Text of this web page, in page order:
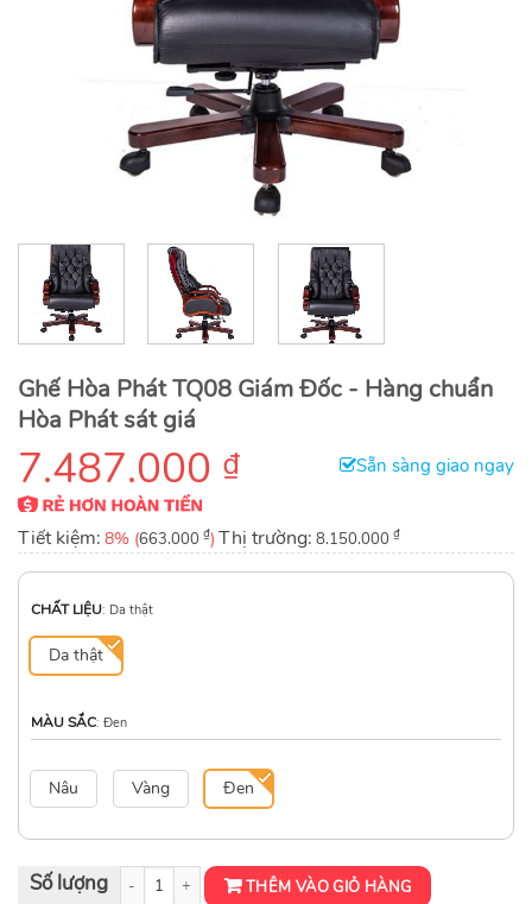
Ghế Hòa Phát TQ08 Giám Đốc - Hàng chuẩn
Hòa Phát sát giá
7.487.000 ₫ Sẵn sàng giao ngay
Tiết kiệm: 8% (663.000 ₫) Thị trường: 8.150.000 ₫
CHẤT LIỆU: Da thật
Da thật
MÀU SẮC: Đen
Nâu Vàng Đen
Ghế giám đốc TQ08 | Hòa Phát số lượngTHÊM VÀO GIỎ HÀNG